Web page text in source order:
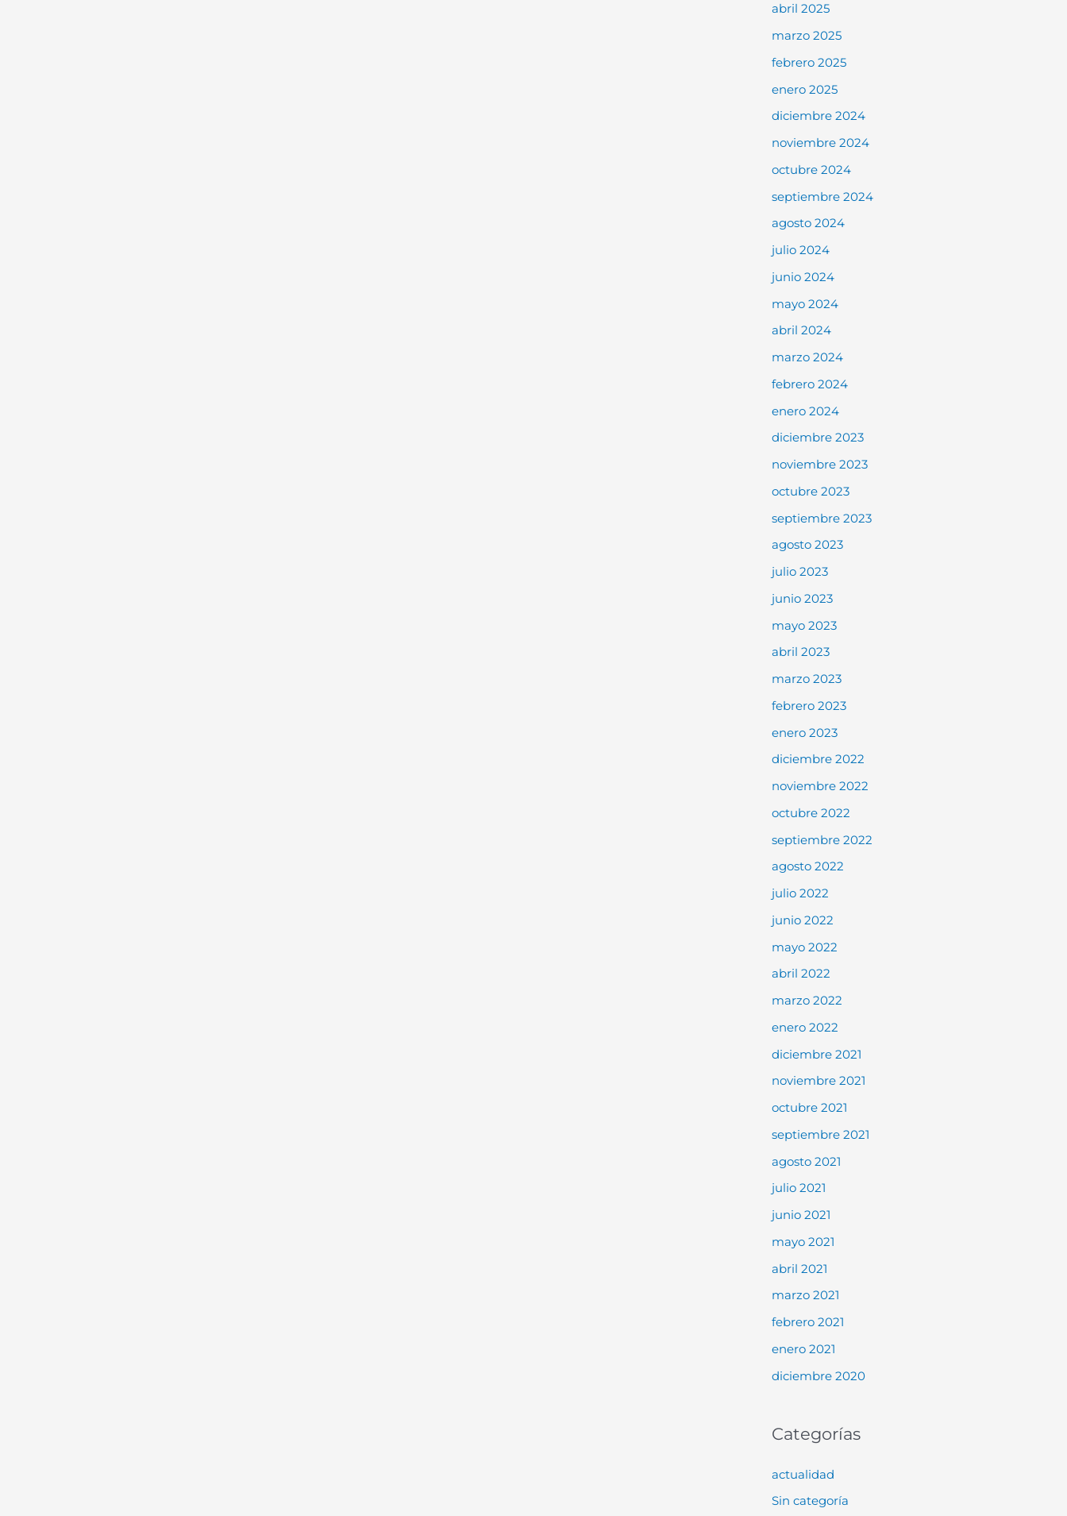
abril 2025
marzo 2025
febrero 2025
enero 2025
diciembre 2024
noviembre 2024
octubre 2024
septiembre 2024
agosto 2024
julio 2024
junio 2024
mayo 2024
abril 2024
marzo 2024
febrero 2024
enero 2024
diciembre 2023
noviembre 2023
octubre 2023
septiembre 2023
agosto 2023
julio 2023
junio 2023
mayo 2023
abril 2023
marzo 2023
febrero 2023
enero 2023
diciembre 2022
noviembre 2022
octubre 2022
septiembre 2022
agosto 2022
julio 2022
junio 2022
mayo 2022
abril 2022
marzo 2022
enero 2022
diciembre 2021
noviembre 2021
octubre 2021
septiembre 2021
agosto 2021
julio 2021
junio 2021
mayo 2021
abril 2021
marzo 2021
febrero 2021
enero 2021
diciembre 2020
Categorías
actualidad
Sin categoría